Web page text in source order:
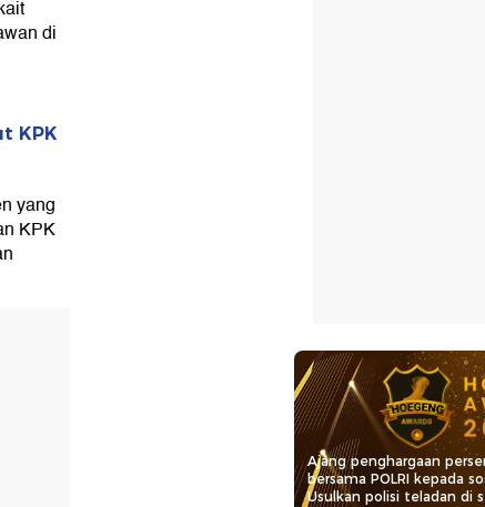
di
KPK
yang
KPK
Ajang penghargaan
bersama POLRI kepada
Usulkan polisi teladan di